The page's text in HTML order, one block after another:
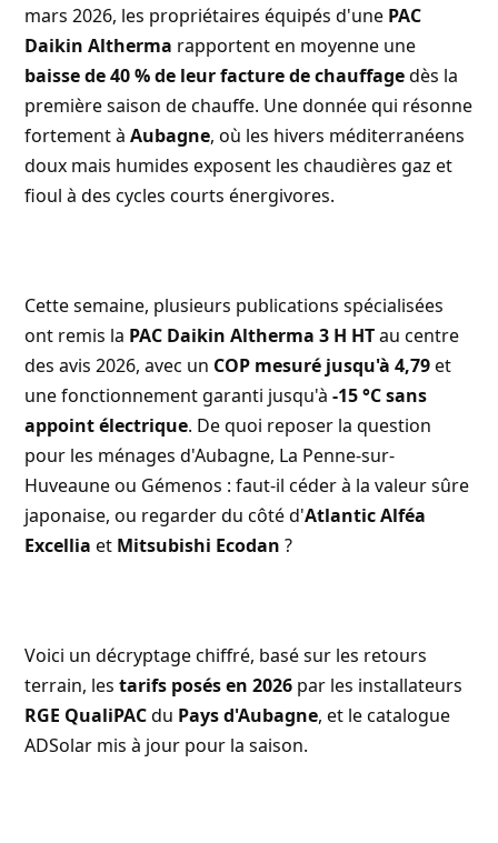
mars 2026, les propriétaires équipés d'une PAC
Daikin Altherma rapportent en moyenne une
baisse de 40 % de leur facture de chauffagedès la
première saison de chauffe. Une donnée qui résonne
fortement àAubagne, où les hivers méditerranéens
doux mais humides exposent les chaudières gaz et
fioul à des cycles courts énergivores.
Cette semaine, plusieurs publications spécialisées
ont remis la PAC Daikin Altherma 3 H HTau centre
des avis 2026, avec un COP mesuré jusqu'à 4,79et
une fonctionnement garanti jusqu'à-15 °C sans
appoint électrique. De quoi reposer la question
pour les ménages d'Aubagne, La Penne-sur-
Huveaune ou Gémenos : faut-il céder à la valeur sûre
japonaise, ou regarder du côté d'Atlantic Alféa
Excellia et Mitsubishi Ecodan ?
Voici un décryptage chiffré, basé sur les retours
terrain, lestarifs posés en 2026 par les installateurs
RGE QualiPACdu Pays d'Aubagne, et le catalogue
ADSolar mis à jour pour la saison.